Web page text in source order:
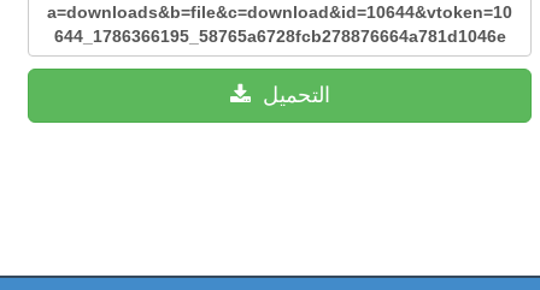
a=downloads&b=file&c=download&id=10644&vtoken=10
644_1786366195_58765a6728fcb278876664a781d1046e
التحميل